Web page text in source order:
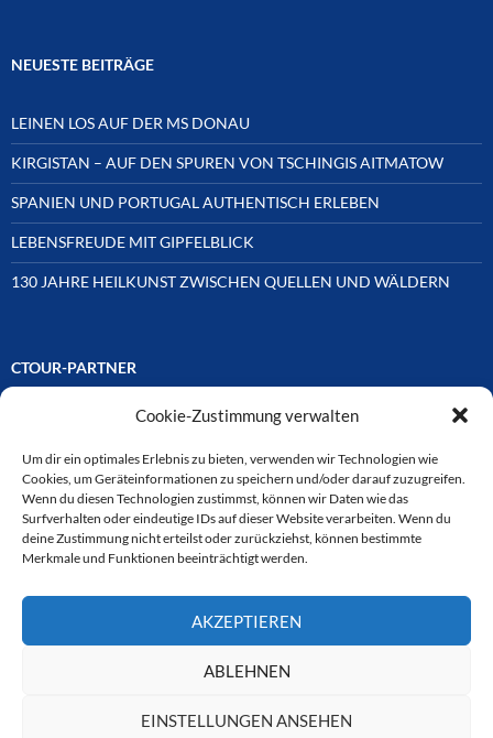
Cookie-Zustimmung verwalten
Um dir ein optimales Erlebnis zu bieten, verwenden wir Technologien wie
Cookies, um Geräteinformationen zu speichern und/oder darauf zuzugreifen.
Wenn du diesen Technologien zustimmst, können wir Daten wie das
Surfverhalten oder eindeutige IDs auf dieser Website verarbeiten. Wenn du
deine Zustimmung nicht erteilst oder zurückziehst, können bestimmte
Merkmale und Funktionen beeinträchtigt werden.
AKZEPTIEREN
ABLEHNEN
EINSTELLUNGEN ANSEHEN
NEUESTE BEITRÄGE
LEINEN LOS AUF DER MS DONAU
KIRGISTAN – AUF DEN SPUREN VON TSCHINGIS AITMATOW
SPANIEN UND PORTUGAL AUTHENTISCH ERLEBEN
LEBENSFREUDE MIT GIPFELBLICK
130 JAHRE HEILKUNST ZWISCHEN QUELLEN UND WÄLDERN
CTOUR-PARTNER
Unsere Reisejournalisten-Vereinigung ist über Mitglieder und
ausgewählten Partnern der Medien- und Tourismusbranche
verbunden. Hier eine
Auswahl der Online-Plattformen:
CTOUR der Club der Tourismus-Journalisten. Wir freuen uns immer
über Anfragen von neuen Mitgliedern. Nehmen Sie bei Interesse über
das Kontaktformular Kontakt zu uns auf. CTOUR über 30 Jahre im
Dienst des Reisejournalismus.